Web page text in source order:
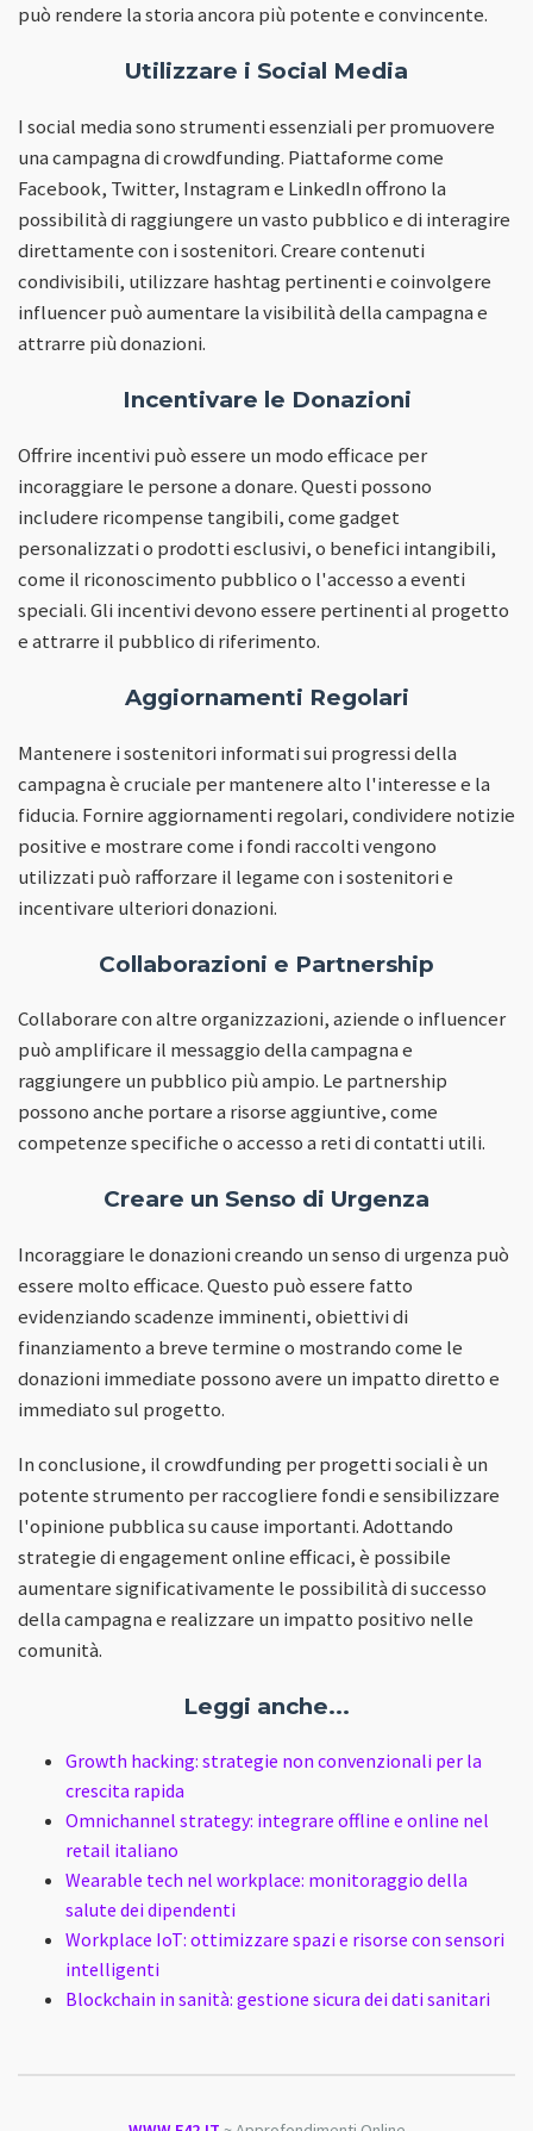
può rendere la storia ancora più potente e convincente.
Utilizzare i Social Media
I social media sono strumenti essenziali per promuovere
una campagna di crowdfunding. Piattaforme come
Facebook, Twitter, Instagram e LinkedIn offrono la
possibilità di raggiungere un vasto pubblico e di interagire
direttamente con i sostenitori. Creare contenuti
condivisibili, utilizzare hashtag pertinenti e coinvolgere
influencer può aumentare la visibilità della campagna e
attrarre più donazioni.
Incentivare le Donazioni
Offrire incentivi può essere un modo efficace per
incoraggiare le persone a donare. Questi possono
includere ricompense tangibili, come gadget
personalizzati o prodotti esclusivi, o benefici intangibili,
come il riconoscimento pubblico o l'accesso a eventi
speciali. Gli incentivi devono essere pertinenti al progetto
e attrarre il pubblico di riferimento.
Aggiornamenti Regolari
Mantenere i sostenitori informati sui progressi della
campagna è cruciale per mantenere alto l'interesse e la
fiducia. Fornire aggiornamenti regolari, condividere notizie
positive e mostrare come i fondi raccolti vengono
utilizzati può rafforzare il legame con i sostenitori e
incentivare ulteriori donazioni.
Collaborazioni e Partnership
Collaborare con altre organizzazioni, aziende o influencer
può amplificare il messaggio della campagna e
raggiungere un pubblico più ampio. Le partnership
possono anche portare a risorse aggiuntive, come
competenze specifiche o accesso a reti di contatti utili.
Creare un Senso di Urgenza
Incoraggiare le donazioni creando un senso di urgenza può
essere molto efficace. Questo può essere fatto
evidenziando scadenze imminenti, obiettivi di
finanziamento a breve termine o mostrando come le
donazioni immediate possono avere un impatto diretto e
immediato sul progetto.
In conclusione, il crowdfunding per progetti sociali è un
potente strumento per raccogliere fondi e sensibilizzare
l'opinione pubblica su cause importanti. Adottando
strategie di engagement online efficaci, è possibile
aumentare significativamente le possibilità di successo
della campagna e realizzare un impatto positivo nelle
comunità.
Leggi anche...
Growth hacking: strategie non convenzionali per la
crescita rapida
Omnichannel strategy: integrare offline e online nel
retail italiano
Wearable tech nel workplace: monitoraggio della
salute dei dipendenti
Workplace IoT: ottimizzare spazi e risorse con sensori
intelligenti
Blockchain in sanità: gestione sicura dei dati sanitari